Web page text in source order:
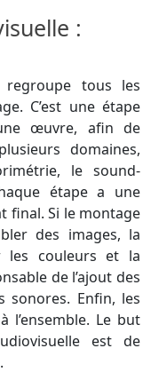
:
regroupe tous les
C’est une étape
œuvre, afin de
domaines,
le sound-
étape a une
final. Si le montage
des images, la
les couleurs et la
de l’ajout des
sonores. Enfin, les
l’ensemble. Le but
est de